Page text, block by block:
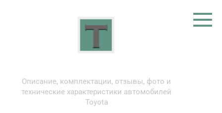
Описание, комплектации, отзывы, фото и
технические характеристики автомобилей
Toyota